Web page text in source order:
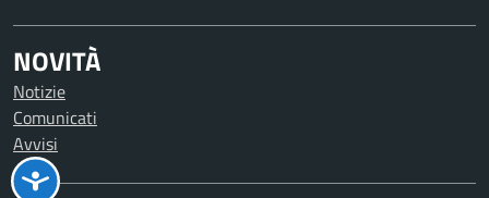
NOVITÀ
Notizie
Comunicati
Avvisi